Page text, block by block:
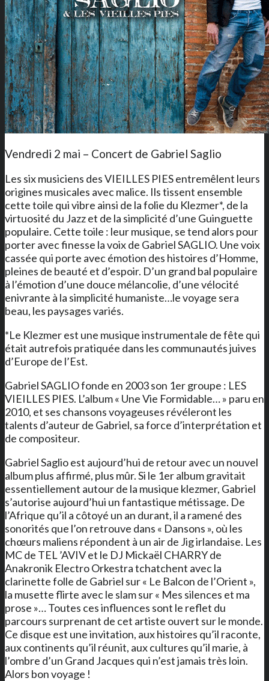
Vendredi 2 mai – Concert de Gabriel Saglio
Les six musiciens des VIEILLES PIES entremêlent leurs
origines musicales avec malice. Ils tissent ensemble
cette toile qui vibre ainsi de la folie du Klezmer*, de la
virtuosité du Jazz et de la simplicité d’une Guinguette
populaire. Cette toile : leur musique, se tend alors pour
porter avec finesse la voix de Gabriel SAGLIO. Une voix
cassée qui porte avec émotion des histoires d’Homme,
pleines de beauté et d’espoir. D’un grand bal populaire
à l’émotion d’une douce mélancolie, d’une vélocité
enivrante à la simplicité humaniste…le voyage sera
beau, les paysages variés.
*Le Klezmer est une musique instrumentale de fête qui
était autrefois pratiquée dans les communautés juives
d’Europe de l’Est.
Gabriel SAGLIO fonde en 2003 son 1er groupe : LES
VIEILLES PIES. L’album « Une Vie Formidable… » paru en
2010, et ses chansons voyageuses révéleront les
talents d’auteur de Gabriel, sa force d’interprétation et
de compositeur.
Gabriel Saglio est aujourd’hui de retour avec un nouvel
album plus affirmé, plus mûr. Si le 1er album gravitait
essentiellement autour de la musique klezmer, Gabriel
s’autorise aujourd’hui un fantastique métissage. De
l’Afrique qu’il a côtoyé un an durant, il a ramené des
sonorités que l’on retrouve dans « Dansons », où les
chœurs maliens répondent à un air de Jig irlandaise. Les
MC de TEL ’AVIV et le DJ Mickaël CHARRY de
Anakronik Electro Orkestra tchatchent avec la
clarinette folle de Gabriel sur « Le Balcon de l’Orient »,
la musette flirte avec le slam sur « Mes silences et ma
prose »… Toutes ces influences sont le reflet du
parcours surprenant de cet artiste ouvert sur le monde.
Ce disque est une invitation, aux histoires qu’il raconte,
aux continents qu’il réunit, aux cultures qu’il marie, à
l’ombre d’un Grand Jacques qui n’est jamais très loin.
Alors bon voyage !